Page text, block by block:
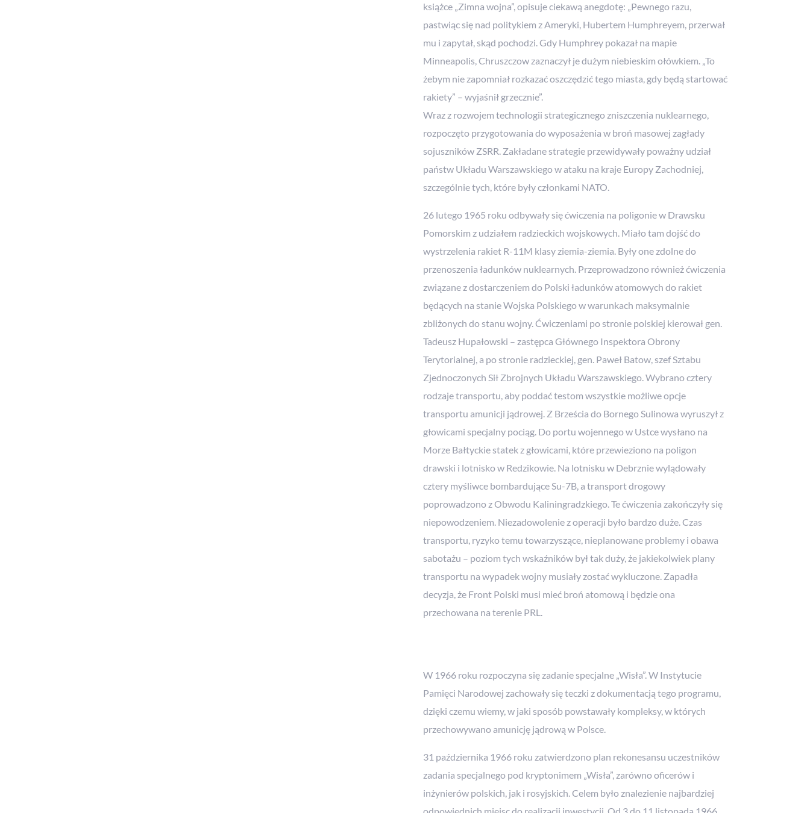
książce „Zimna wojna”, opisuje ciekawą anegdotę: „Pewnego razu,
pastwiąc się nad politykiem z Ameryki, Hubertem Humphreyem, przerwał
mu i zapytał, skąd pochodzi. Gdy Humphrey pokazał na mapie
Minneapolis, Chruszczow zaznaczył je dużym niebieskim ołówkiem. „To
żebym nie zapomniał rozkazać oszczędzić tego miasta, gdy będą startować
rakiety” – wyjaśnił grzecznie”.
Wraz z rozwojem technologii strategicznego zniszczenia nuklearnego,
rozpoczęto przygotowania do wyposażenia w broń masowej zagłady
sojuszników ZSRR. Zakładane strategie przewidywały poważny udział
państw Układu Warszawskiego w ataku na kraje Europy Zachodniej,
szczególnie tych, które były członkami NATO.
26 lutego 1965 roku odbywały się ćwiczenia na poligonie w Drawsku
Pomorskim z udziałem radzieckich wojskowych. Miało tam dojść do
wystrzelenia rakiet R-11M klasy ziemia-ziemia. Były one zdolne do
przenoszenia ładunków nuklearnych. Przeprowadzono również ćwiczenia
związane z dostarczeniem do Polski ładunków atomowych do rakiet
będących na stanie Wojska Polskiego w warunkach maksymalnie
zbliżonych do stanu wojny. Ćwiczeniami po stronie polskiej kierował gen.
Tadeusz Hupałowski – zastępca Głównego Inspektora Obrony
Terytorialnej, a po stronie radzieckiej, gen. Paweł Batow, szef Sztabu
Zjednoczonych Sił Zbrojnych Układu Warszawskiego. Wybrano cztery
rodzaje transportu, aby poddać testom wszystkie możliwe opcje
transportu amunicji jądrowej. Z Brześcia do Bornego Sulinowa wyruszył z
głowicami specjalny pociąg. Do portu wojennego w Ustce wysłano na
Morze Bałtyckie statek z głowicami, które przewieziono na poligon
drawski i lotnisko w Redzikowie. Na lotnisku w Debrznie wylądowały
cztery myśliwce bombardujące Su-7B, a transport drogowy
poprowadzono z Obwodu Kaliningradzkiego. Te ćwiczenia zakończyły się
niepowodzeniem. Niezadowolenie z operacji było bardzo duże. Czas
transportu, ryzyko temu towarzyszące, nieplanowane problemy i obawa
sabotażu – poziom tych wskaźników był tak duży, że jakiekolwiek plany
transportu na wypadek wojny musiały zostać wykluczone. Zapadła
decyzja, że Front Polski musi mieć broń atomową i będzie ona
przechowana na terenie PRL.
W 1966 roku rozpoczyna się zadanie specjalne „Wisła”. W Instytucie
Pamięci Narodowej zachowały się teczki z dokumentacją tego programu,
dzięki czemu wiemy, w jaki sposób powstawały kompleksy, w których
przechowywano amunicję jądrową w Polsce.
31 października 1966 roku zatwierdzono plan rekonesansu uczestników
zadania specjalnego pod kryptonimem „Wisła”, zarówno oficerów i
inżynierów polskich, jak i rosyjskich. Celem było znalezienie najbardziej